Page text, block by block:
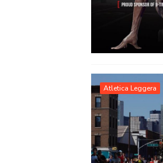
Atletica Leggera